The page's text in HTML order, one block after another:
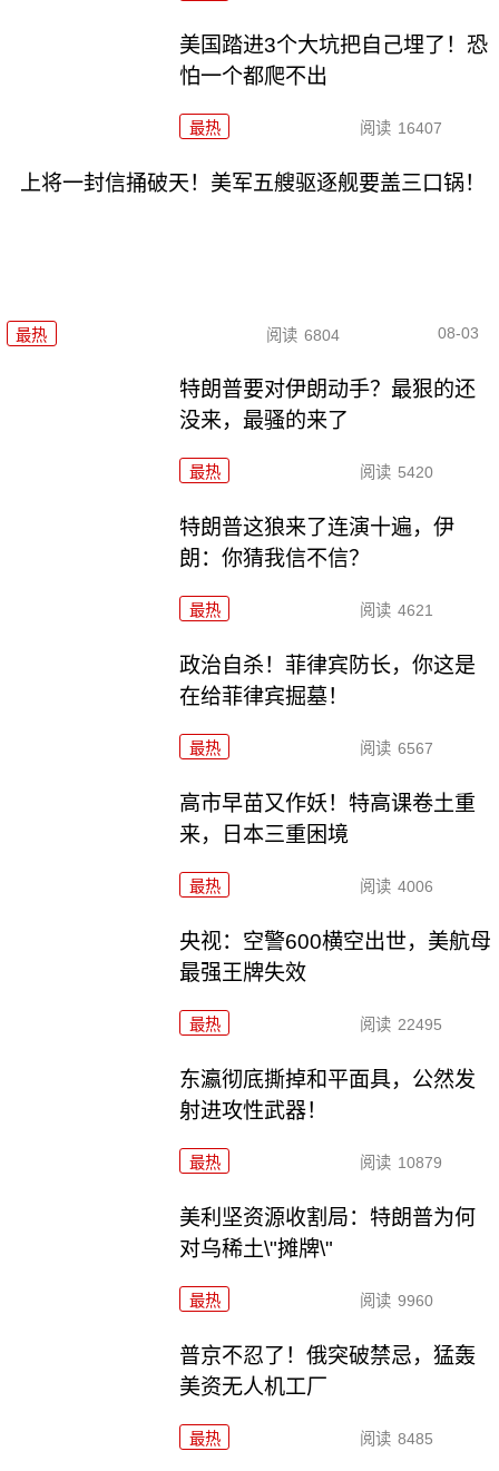
美国踏进3个大坑把自己埋了！恐
怕一个都爬不出
最热 阅读 16407
上将一封信捅破天！美军五艘驱逐舰要盖三口锅！
最热 阅读 6804 08-03
特朗普要对伊朗动手？最狠的还
没来，最骚的来了
最热 阅读 5420
特朗普这狼来了连演十遍，伊
朗：你猜我信不信？
最热 阅读 4621
政治自杀！菲律宾防长，你这是
在给菲律宾掘墓！
最热 阅读 6567
高市早苗又作妖！特高课卷土重
来，日本三重困境
最热 阅读 4006
央视：空警600横空出世，美航母
最强王牌失效
最热 阅读 22495
东瀛彻底撕掉和平面具，公然发
射进攻性武器！
最热 阅读 10879
美利坚资源收割局：特朗普为何
对乌稀土\"摊牌\"
最热 阅读 9960
普京不忍了！俄突破禁忌，猛轰
美资无人机工厂
最热 阅读 8485